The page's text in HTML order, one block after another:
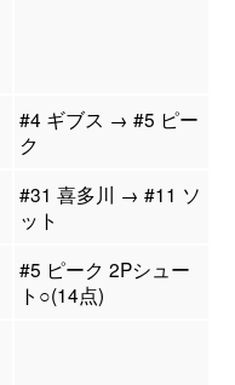
#4 ギブス → #5 ピー
ク
#31 喜多川 → #11 ソ
ット
#5 ピーク 2Pシュー
ト○(14点)